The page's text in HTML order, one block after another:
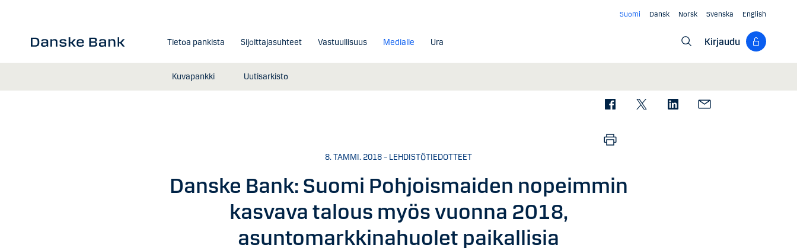
Suomi Dansk Norsk Svenska English
Tietoa pankista Sijoittajasuhteet Vastuullisuus Medialle
Kuvapankki Uutisarkisto
Ura Kirjaudu
8. TAMMI. 2018 – LEHDISTÖTIEDOTTEET
Danske Bank: Suomi Pohjoismaiden nopeimmin
kasvava talous myös vuonna 2018,
asuntomarkkinahuolet paikallisia